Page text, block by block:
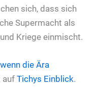
sich, dass sich
Supermacht als
Kriege einmischt.
die Ära
auf Tichys Einblick.